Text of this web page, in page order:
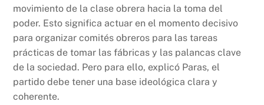
movimiento de la clase obrera hacia la toma del
poder. Esto significa actuar en el momento decisivo
para organizar comités obreros para las tareas
prácticas de tomar las fábricas y las palancas clave
de la sociedad. Pero para ello, explicó Paras, el
partido debe tener una base ideológica clara y
coherente.